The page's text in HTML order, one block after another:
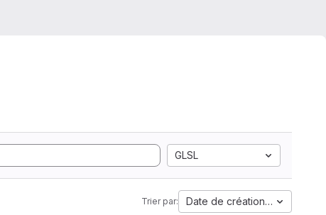
GLSL
Trier par: Date de création la plus